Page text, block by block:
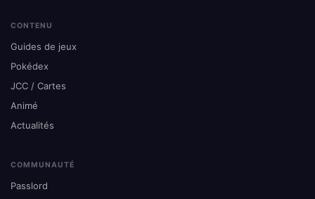
CONTENU
Guides de jeux
Pokédex
JCC / Cartes
Animé
Actualités
COMMUNAUTÉ
Passlord